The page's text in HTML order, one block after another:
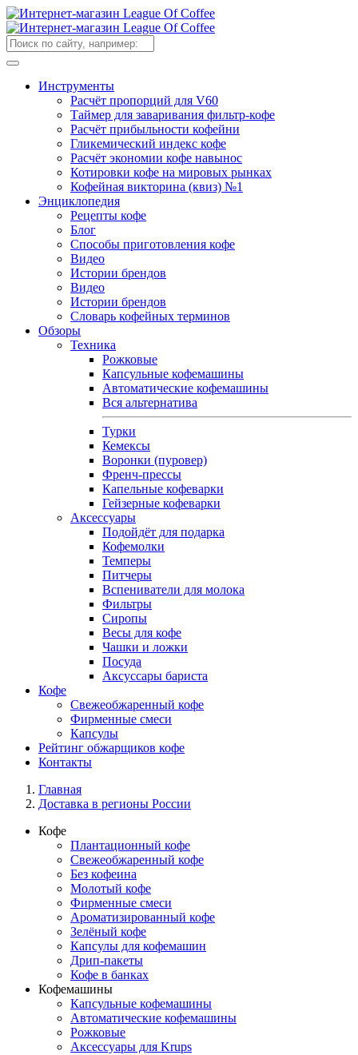
Инструменты
Расчёт пропорций для V60
Таймер для заваривания фильтр-кофе
Расчёт прибыльности кофейни
Гликемический индекс кофе
Расчёт экономии кофе навынос
Котировки кофе на мировых рынках
Кофейная викторина (квиз) №1
Энциклопедия
Рецепты кофе
Блог
Способы приготовления кофе
Видео
Истории брендов
Видео
Истории брендов
Словарь кофейных терминов
Обзоры
Техника
Рожковые
Капсульные кофемашины
Автоматические кофемашины
Вся альтернатива
Турки
Кемексы
Воронки (пуровер)
Френч-прессы
Капельные кофеварки
Гейзерные кофеварки
Аксессуары
Подойдёт для подарка
Кофемолки
Темперы
Питчеры
Вспениватели для молока
Фильтры
Сиропы
Весы для кофе
Чашки и ложки
Посуда
Аксуссары бариста
Кофе
Свежеобжаренный кофе
Фирменные смеси
Капсулы
Рейтинг обжарщиков кофе
Контакты
Главная
Доставка в регионы России
Кофе
Плантационный кофе
Свежеобжаренный кофе
Без кофеина
Молотый кофе
Фирменные смеси
Ароматизированный кофе
Зелёный кофе
Капсулы для кофемашин
Дрип-пакеты
Кофе в банках
Кофемашины
Капсульные кофемашины
Автоматические кофемашины
Рожковые
Аксессуары для Krups